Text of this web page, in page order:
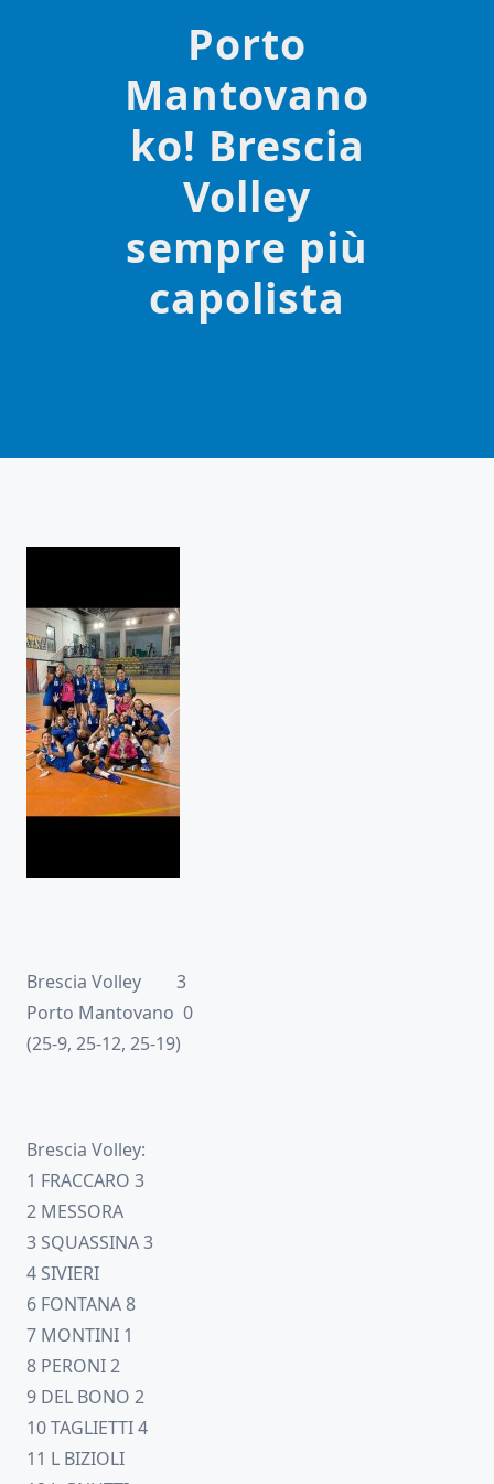
Porto
Mantovano
ko! Brescia
Volley
sempre più
capolista
Brescia Volley 3
Porto Mantovano 0
(25-9, 25-12, 25-19)
Brescia Volley:
1 FRACCARO 3
2 MESSORA
3 SQUASSINA 3
4 SIVIERI
6 FONTANA 8
7 MONTINI 1
8 PERONI 2
9 DEL BONO 2
10 TAGLIETTI 4
11 L BIZIOLI